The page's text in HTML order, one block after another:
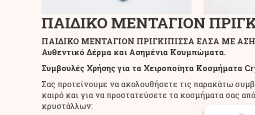
ΠΑΙΔΙΚΟ ΜΕΝΤΑΓΙΟΝ
ΠΑΙΔΙΚΟ ΜΕΝΤΑΓΙΟΝ ΠΡΙΓΚΙΠΙΣΣΑ ΕΛΣΑ ΜΕ
Αυθεντικό Δέρμα και Ασημένια Κουμπώματα.
Συμβουλές Χρήσης για τα Χειροποίητα Κοσμήματα
Σας προτείνουμε να ακολουθήσετε τις παρακάτω
καιρό και για να προστατεύσετε τα κοσμήματα σας
κρυστάλλων: